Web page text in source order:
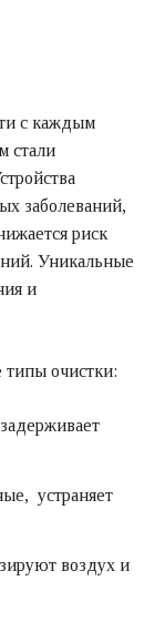
с каждым
стали
заболеваний,
риск
Уникальные
и
типы очистки:
устраняет
воздух и